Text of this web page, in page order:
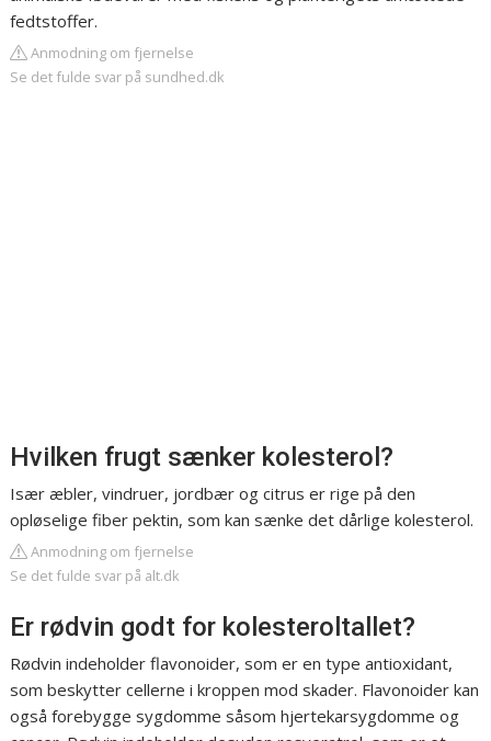
fedtstoffer.
Anmodning om fjernelse
Se det fulde svar på sundhed.dk
Hvilken frugt sænker kolesterol?
Især æbler, vindruer, jordbær og citrus er rige på den
opløselige fiber pektin, som kan sænke det dårlige kolesterol.
Anmodning om fjernelse
Se det fulde svar på alt.dk
Er rødvin godt for kolesteroltallet?
Rødvin indeholder flavonoider, som er en type antioxidant,
som beskytter cellerne i kroppen mod skader. Flavonoider kan
også forebygge sygdomme såsom hjertekarsygdomme og